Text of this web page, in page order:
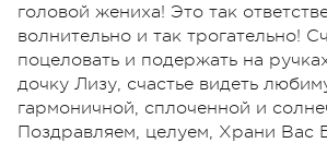
головой жениха! Это так
волнительно и так трогательно!
поцеловать и подержать на
дочку Лизу, счастье видеть
гармоничной, сплоченной и
Поздравляем, целуем, Храни Вас